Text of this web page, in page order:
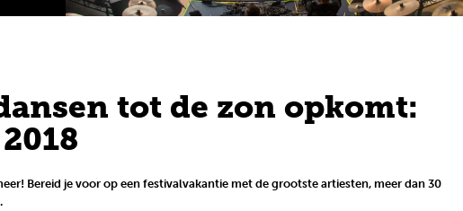
tot de zon opkomt:
Bereid je voor op een festivalvakantie met de grootste artiesten, meer dan 30